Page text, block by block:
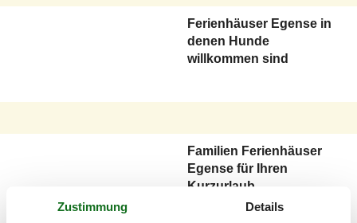
Ferienhäuser Egense in
denen Hunde
willkommen sind
Familien Ferienhäuser
Egense für Ihren
Kurzurlaub
Zustimmung Details